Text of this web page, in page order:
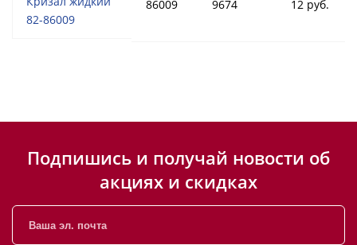
82-86009
86009 9674 12 руб.
Подпишись и получай новости об
акциях и скидках